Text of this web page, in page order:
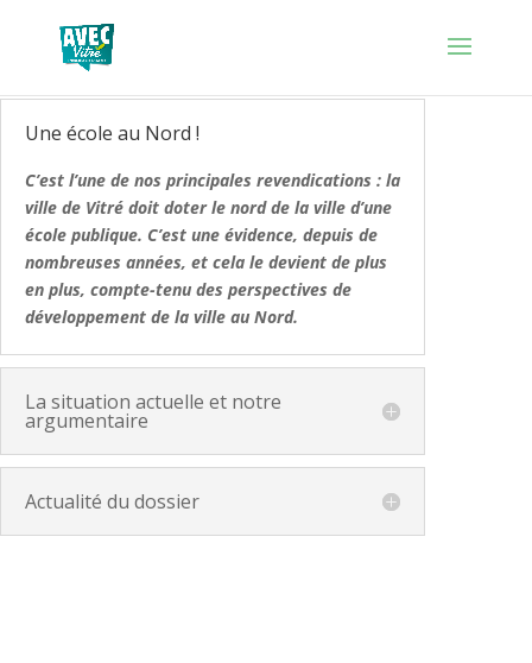
Une école au Nord !
C’est l’une de nos principales revendications : la
ville de Vitré doit doter le nord de la ville d’une
école publique. C’est une évidence, depuis de
nombreuses années, et cela le devient de plus
en plus, compte-tenu des perspectives de
développement de la ville au Nord.
La situation actuelle et notre
argumentaire
Actualité du dossier